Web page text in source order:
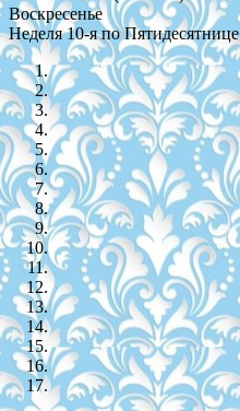
Воскресенье
Неделя 10-я по Пятидесятнице